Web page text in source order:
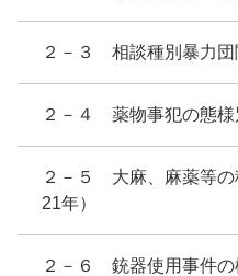
２－３ 相談種別暴力団
２－４ 薬物事犯の態様
２－５ 大麻、麻薬等の
21年）
２－６ 銃器使用事件の